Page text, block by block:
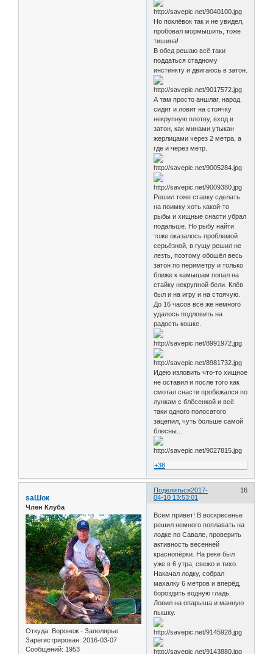
Но поклёвок так и не увидел,
пробовал мормышить, тоже
тишина!
В обед решаю всё таки
поддаться стадному
инстинкту и двигаюсь в затон.
А там просто аншлаг, народ
сидит и ловит на стоячку
некрупную плотву, вход в
затон, как минами утыкан
жерлицами через 2 метра, а
где и через метр.
Решил тоже ставку сделать
на поимку хоть какой-то
рыбы и хищные снасти убрал
подальше. Но рыбу найти
тоже оказалось проблемой
серьёзной, в гущу решил не
лезть, поэтому обошёл весь
затон по периметру и только
ближе к камышам попал на
стайку некрупной бели. Клёв
был и на игру и на стоячую.
До 16 часов всё же немного
удалось подловить на
радость кошке.
Идею изловить что-то хищное
не оставил и после того как
смотал снасти пробежался по
лункам с блёсенкой и всё
таки одного полосатого
зацепил, чуть больше самой
блесны...
+38
Поделиться 16
2017-
04-10 13:53:01
saШок
Член Клуба
Откуда: Воронеж - Заполярье
Зарегистрирован: 2016-03-07
Сообщений: 1953
Всем привет! В воскресенье
решил немного поплавать на
лодке по Савале, проверить
активность весенней
краснопёрки. На реке был
уже в 6 утра, свежо и тихо.
Накачал лодку, собрал
махалку 6 метров и вперёд,
бороздить водную гладь.
Ловил на опарыша и манную
пышку.